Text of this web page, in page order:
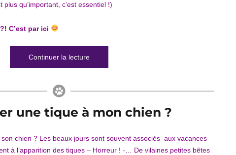
qu’important, c’est essentiel !)
C’est par ici
Continuer la lecturede « Bibliographie Delphine Oulès »
une tique à mon chien ?
chien ? Les beaux jours sont souvent associés aux vacances
à l’apparition des tiques – Horreur ! -… De vilaines petites bêtes